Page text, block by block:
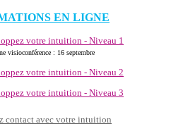
EN LIGNE
votre intuition - Niveau 1
visioconférence : 16 septembre
votre intuition - Niveau 2
votre intuition - Niveau 3
contact avec votre intuition